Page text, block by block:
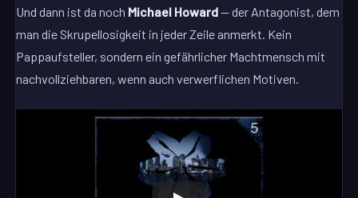
Und dann ist da noch Michael Howard— der Antagonist, dem
man die Skrupellosigkeit in jeder Zeile anmerkt. Kein
Pappaufsteller, sondern ein gefährlicher Machtmensch mit
nachvollziehbaren, wenn auch verwerflichen Motiven.